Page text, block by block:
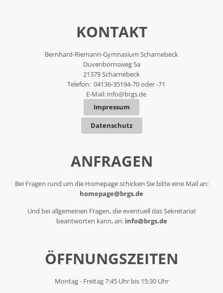
KONTAKT
Bernhard-Riemann-Gymnasium Scharnebeck
Duvenbornsweg 5a
21379 Scharnebeck
Telefon: 04136-35194-70 oder -71
E-Mail: info@brgs.de
Impressum
Datenschutz
ANFRAGEN
Bei Fragen rund um die Homepage schicken Sie bitte eine Mail an:
homepage@brgs.de
Und bei allgemeinen Fragen, die eventuell das Sekretariat
beantworten kann, an: info@brgs.de
ÖFFNUNGSZEITEN
Montag - Freitag 7:45 Uhr bis 15:30 Uhr